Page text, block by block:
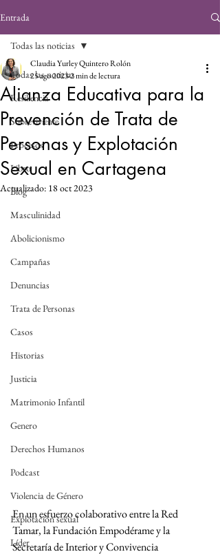
Entrada
Todas las noticias
Resiliencia
Sobreviviente
Procesos
Libro
Blog
Masculinidad
Abolicionismo
Campañas
Denuncias
Trata de Personas
Casos
Historias
Justicia
Matrimonio Infantil
Genero
Derechos Humanos
Podcast
Violencia de Género
Explotación sexual
Líder
Todas las noticias
Alianza Educativa para la
Prevención de Trata de
Personas y Explotación
Sexual en Cartagena
Claudia Yurley Quintero Rolón
25 ago 20232 min de lectura
Actualizado: 18 oct 2023
En un esfuerzo colaborativo entre la Red
Tamar, la Fundación Empodérame y la
Secretaría de Interior y Convivencia